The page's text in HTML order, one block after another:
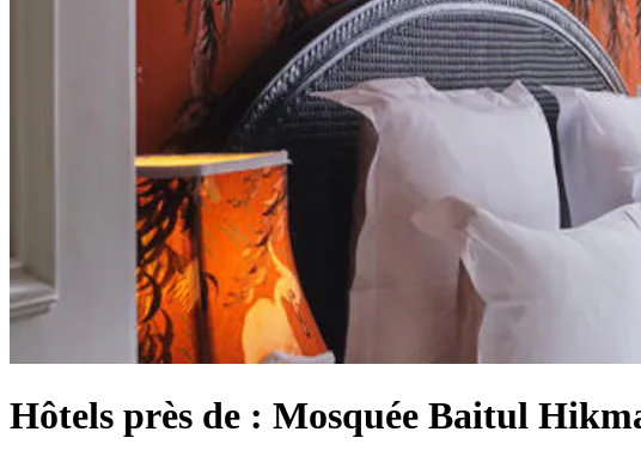
Hôtels près de : Mosquée Baitul